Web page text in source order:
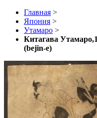
Главная >
Япония >
Утамаро >
Китагава
(bejin-e)